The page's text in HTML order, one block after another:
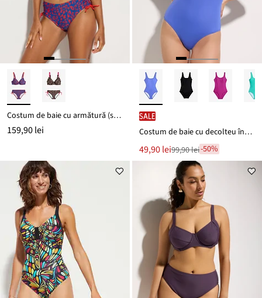
Costum de baie cu armătură (set/2 piese)
159,90 lei
SALE
Costum de baie cu decolteu înalt la spate
Noul
preț
49,90 lei
Reducere
99,90 lei
99,90 lei-50%